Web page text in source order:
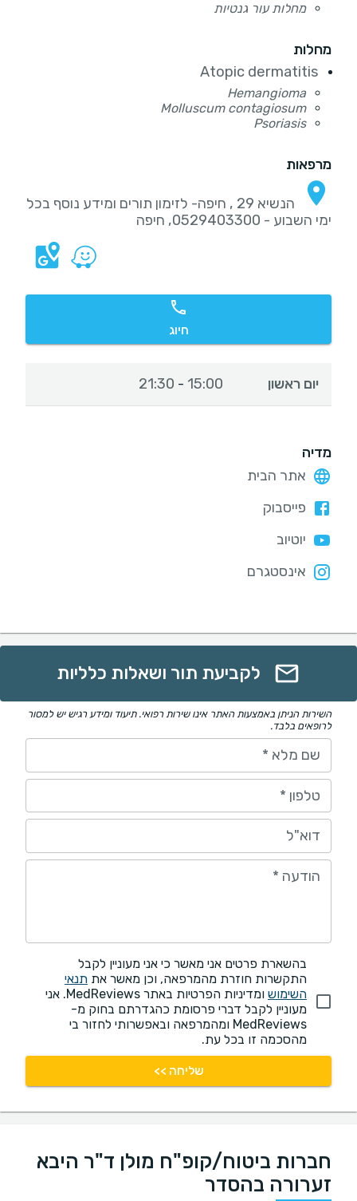
מחלות עור גנטיות
מחלות
Atopic dermatitis
Hemangioma
Molluscum contagiosum
Psoriasis
מרפאות
הנשיא 29 , חיפה- לזימון תורים ומידע נוסף בכל
ימי השבוע - 0529403300, חיפה
חיוג
יום ראשון 15:00
-
21:30
מדיה
אתר הבית
פייסבוק
יוטיוב
אינסטגרם
לקביעת תור ושאלות כלליות
השירות הניתן באמצעות האתר אינו שירות רפואי. תיעוד ומידע רגיש יש למסור
לרופאים בלבד.
שם מלא *
טלפון *
דוא"ל
הודעה *
בהשארת פרטים אני מאשר כי אני מעוניין לקבל
התקשרות חוזרת מהמרפאה, וכן מאשר את תנאי
השימוש
ומדיניות הפרטיות באתר MedReviews. אני
מעוניין לקבל דברי פרסומת כהגדרתם בחוק מ-
MedReviews ומהמרפאה ובאפשרותי לחזור בי
מהסכמה זו בכל עת.
שליחה >>
חברות ביטוח/קופ"ח מולן ד"ר היבא
זערורה בהסדר